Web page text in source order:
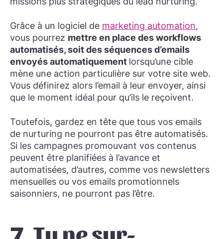
Grâce à un logiciel de marketing automation,
vous pourrez mettre en place des workflows
automatisés, soit des séquences d’emails
envoyés automatiquement lorsqu’une cible
mène une action particulière sur votre site web.
Vous définirez alors l’email à leur envoyer, ainsi
que le moment idéal pour qu’ils le reçoivent.
Toutefois, gardez en tête que tous vos emails
de nurturing ne pourront pas être automatisés.
Si les campagnes promouvant vos contenus
peuvent être planifiées à l’avance et
automatisées, d’autres, comme vos newsletters
mensuelles ou vos emails promotionnels
saisonniers, ne pourront pas l’être.
7. Tu ne sur-